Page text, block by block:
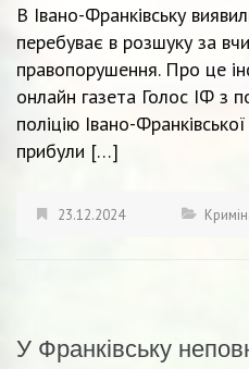
В Івано-Франківську
перебуває в розшуку за
правопорушення. Про це
онлайн газета Голос ІФ з
поліцію Івано-
прибули […]
23.12.2024
У Франківську